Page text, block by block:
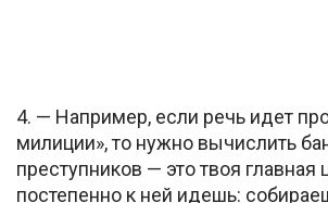
4. — Например, если речь идет
милиции», то нужно вычислить
преступников — это твоя главная
постепенно к ней идешь: